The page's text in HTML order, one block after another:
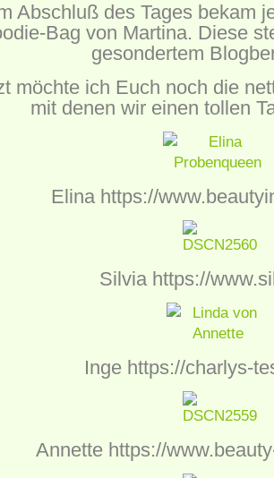
Abschluß des Tages bekam
Bag von Martina. Diese
gesondertem
möchte ich Euch noch die
mit denen wir einen tollen
Elina https://
Silvia https://
Inge https://charlys-
Annette https://